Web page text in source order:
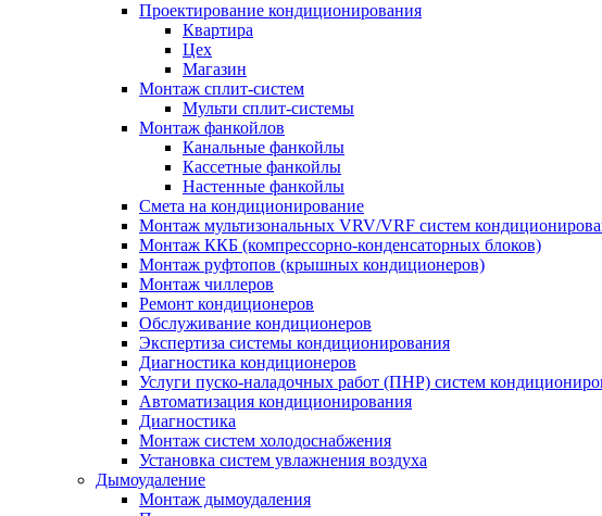
Проектирование кондиционирования
Квартира
Цех
Магазин
Монтаж сплит-систем
Мульти сплит-системы
Монтаж фанкойлов
Канальные фанкойлы
Кассетные фанкойлы
Настенные фанкойлы
Смета на кондиционирование
Монтаж мультизональных VRV/VRF систем
Монтаж ККБ (компрессорно-конденсаторных блоков)
Монтаж руфтопов (крышных кондиционеров)
Монтаж чиллеров
Ремонт кондиционеров
Обслуживание кондиционеров
Экспертиза системы кондиционирования
Диагностика кондиционеров
Услуги пуско-наладочных работ (ПНР) систем
Автоматизация кондиционирования
Диагностика
Монтаж систем холодоснабжения
Установка систем увлажнения воздуха
Дымоудаление
Монтаж дымоудаления